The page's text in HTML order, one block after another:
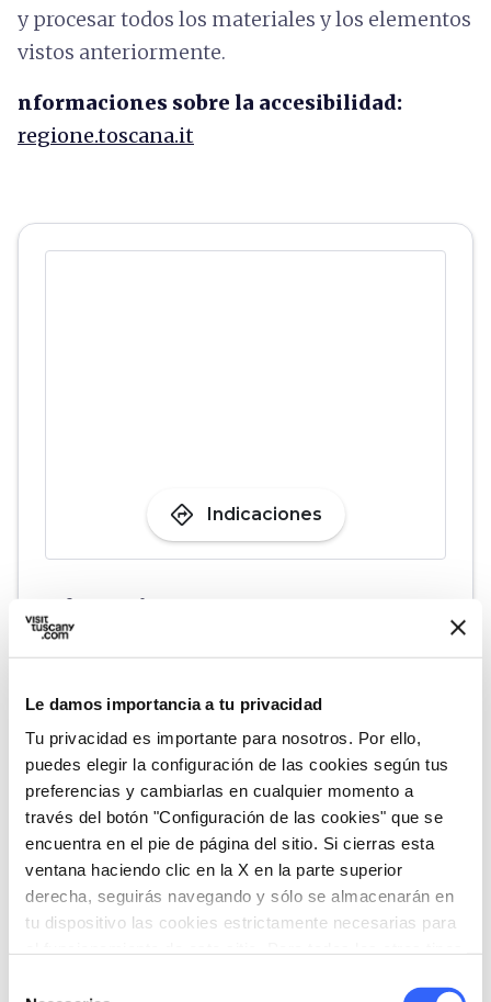
Le damos importancia a tu privacidad
Tu privacidad es importante para nosotros. Por ello,
puedes elegir la configuración de las cookies según tus
preferencias y cambiarlas en cualquier momento a
través del botón "Configuración de las cookies" que se
encuentra en el pie de página del sitio. Si cierras esta
ventana haciendo clic en la X en la parte superior
derecha, seguirás navegando y sólo se almacenarán en
tu dispositivo las cookies estrictamente necesarias para
y procesar todos los materiales y los elementos
vistos anteriormente.
nformaciones sobre la accesibilidad:
regione.toscana.it
directions Indicaciones
Informaciones
home
52010 Ortignano AR, Italia
Organiza
hotel Dónde dormir (en inglés) chevron_right
holiday_village Paquetes y estancias chevron_right
celebration Experiencias chevron_right